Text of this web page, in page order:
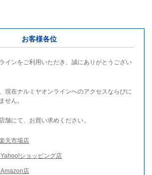
お客様各位
インをご利用いただき、誠にありがとうござい
現在ナルミヤオンラインへのアクセスならびに
せん。
舗にて、お買い求めください。
天市場店
ショッピング店
店